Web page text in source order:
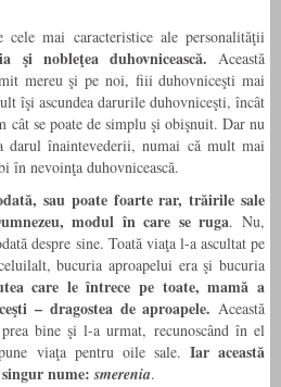
mai caracteristice ale personalităţii
şi nobleţea duhovnicească. Această
mereu şi pe noi, fiii duhovniceşti mai
îşi ascundea darurile duhovniceşti, încât
cât se poate de simplu şi obişnuit. Dar nu
darul înaintevederii, numai că mult mai
în nevoinţa duhovnicească.
sau poate foarterar, trăirile sale
modul în care se ruga. Nu,
despre sine. Toată viaţa l-a ascultat pe
bucuria aproapelui era şi bucuria
care le întrece pe toate, mamă a
– dragostea de aproapele. Această
bine şi l-a urmat, recunoscând în el
viaţa pentru oile sale. Iar această
nume: smerenia.